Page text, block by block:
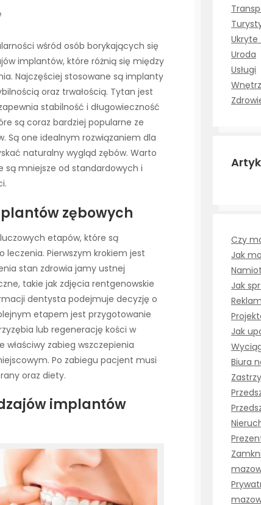
wśród osób borykających się
implantów, które różnią się między
Najczęściej stosowane są implanty
oraz trwałością. Tytan jest
stabilność i długowieczność
są coraz bardziej popularne ze
Są one idealnym rozwiązaniem dla
naturalny wygląd zębów. Warto
mniejsze od standardowych i
zębowych
etapów, które są
Pierwszym krokiem jest
stan zdrowia jamy ustnej
takie jak zdjęcia rentgenowskie
dentysta podejmuje decyzję o
etapem jest przygotowanie
lub regenerację kości w
zabieg wszczepienia
Po zabiegu pacjent musi
oraz diety.
implantów
Ukryte
Uroda
Usługi
Czy
Jak
Jak
Jak
Biura